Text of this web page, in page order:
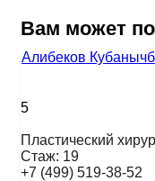
Вам может
Алибеков
5
Пластический
Стаж: 19
+7 (499) 519-38-52